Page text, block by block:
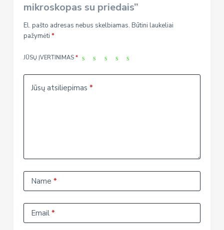
mikroskopas su priedais”
El. pašto adresas nebus skelbiamas. Būtini laukeliai
pažymėti *
JŪSŲ ĮVERTINIMAS *
Jūsų atsiliepimas *
Name *
Email*